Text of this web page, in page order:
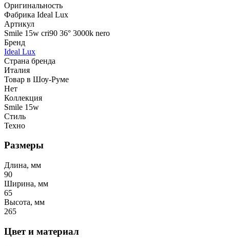
Оригинальность
Фабрика Ideal Lux
Артикул
Smile 15w cri90 36° 3000k nero
Бренд
Ideal Lux
Страна бренда
Италия
Товар в Шоу-Руме
Нет
Коллекция
Smile 15w
Стиль
Техно
Размеры
Длина, мм
90
Ширина, мм
65
Высота, мм
265
Цвет и материал